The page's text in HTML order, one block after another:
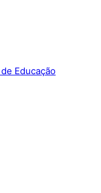
Educação